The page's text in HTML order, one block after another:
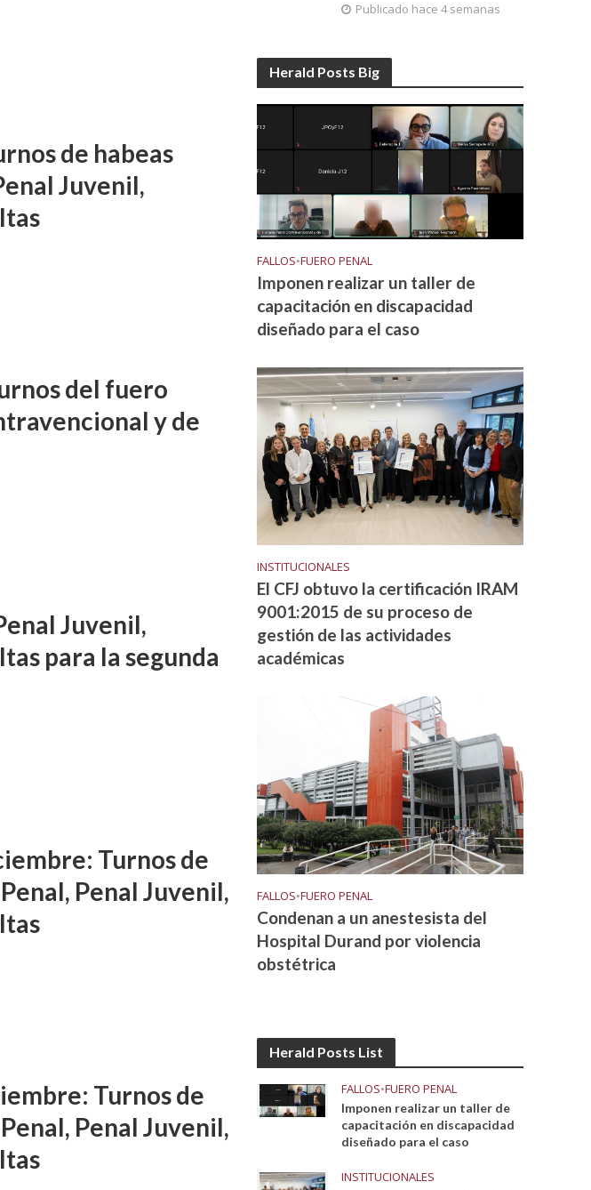
de habeas
Juvenil,
del fuero
y de
Juvenil,
para la segunda
Turnos de
Penal Juvenil,
Turnos de
Penal Juvenil,
Publicado hace 4 semanas
Herald Posts Big
FALLOS•FUERO PENAL
Imponen realizar un taller de
capacitación en discapacidad
diseñado para el caso
INSTITUCIONALES
El CFJ obtuvo la certificación IRAM
9001:2015 de su proceso de
gestión de las actividades
académicas
FALLOS•FUERO PENAL
Condenan a un anestesista del
Hospital Durand por violencia
obstétrica
Herald Posts List
FALLOS•FUERO PENAL
Imponen realizar un taller de
capacitación en discapacidad
diseñado para el caso
INSTITUCIONALES